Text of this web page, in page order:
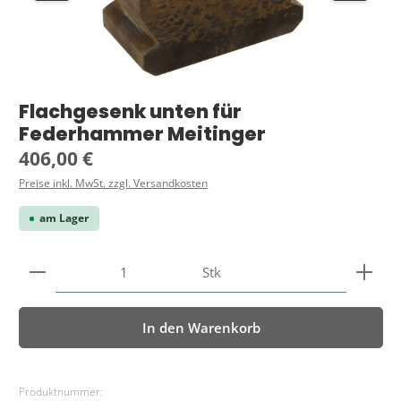
Flachgesenk unten für
Federhammer Meitinger
Regulärer Preis:
406,00 €
Preise inkl. MwSt. zzgl. Versandkosten
am Lager
Produkt Anzahl: Gib den gewünschten Wert ein
Stk
In den Warenkorb
Produktnummer: